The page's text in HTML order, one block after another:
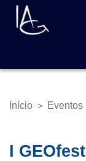
Pular
para
Trilha
Início > Eventos
I